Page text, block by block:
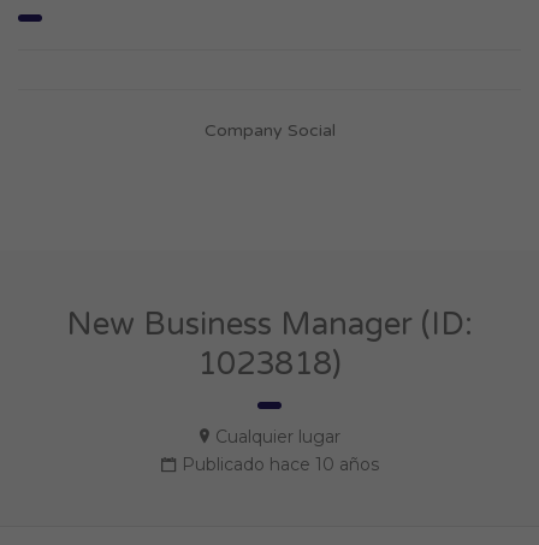
Company Social
New Business Manager (ID:
1023818)
Cualquier lugar
Publicado hace 10 años